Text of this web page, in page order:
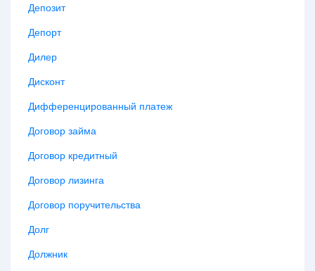
Депозит
Депорт
Дилер
Дисконт
Дифференцированный платеж
Договор займа
Договор кредитный
Договор лизинга
Договор поручительства
Долг
Должник